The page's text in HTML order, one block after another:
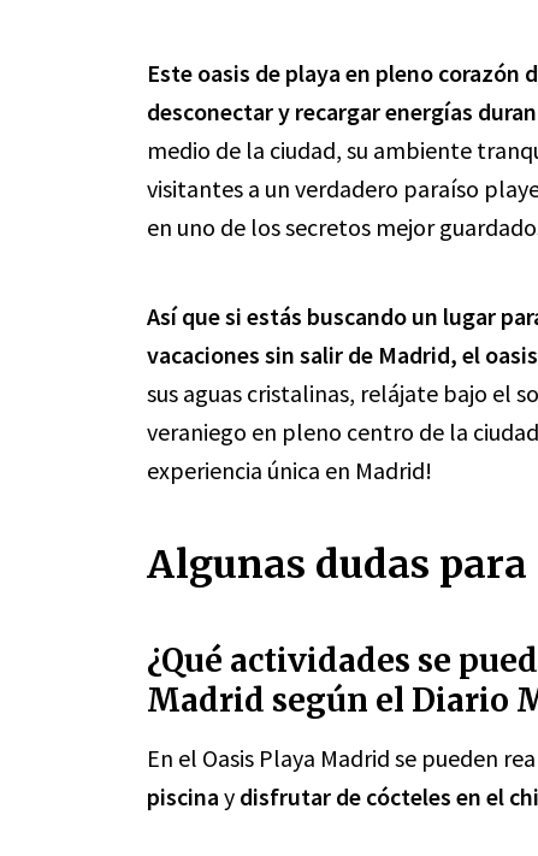
Este oasis de playa en pleno corazón
desconectar y recargar energías
medio de la ciudad, su ambiente
visitantes a un verdadero paraíso
en uno de los secretos mejor
Así que si estás buscando un lugar
vacaciones sin salir de Madrid, el
sus aguas cristalinas, relájate bajo el
veraniego en pleno centro de la
experiencia única en Madrid!
Algunas dudas para
¿Qué actividades se
Madrid según el Diario
En el Oasis Playa Madrid se pueden
piscina y disfrutar de cócteles en el